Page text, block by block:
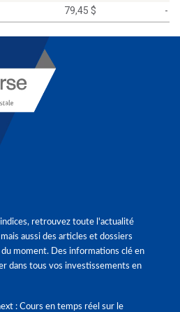
79,45 $ -
retrouvez toute l'actualité
aussi des articles et dossiers
moment. Des informations clé en
dans tous vos investissements en
: Cours en temps réel sur le